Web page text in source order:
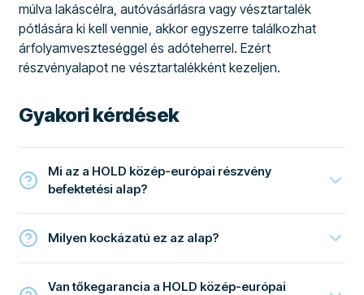
múlva lakáscélra, autóvásárlásra vagy vésztartalék
pótlására ki kell vennie, akkor egyszerre találkozhat
árfolyamveszteséggel és adóteherrel. Ezért
részvényalapot ne vésztartalékként kezeljen.
Gyakori kérdések
Mi az a HOLD közép-európai részvény
befektetési alap?
Milyen kockázatú ez az alap?
Van tőkegarancia a HOLD közép-európai